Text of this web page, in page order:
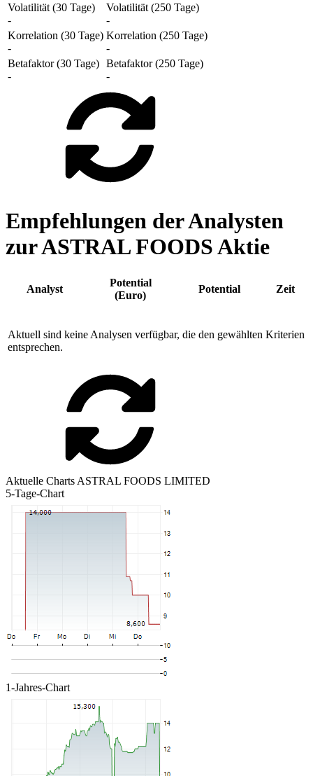
Volatilität (30 Tage)
-
Volatilität (250 Tage)
-
Korrelation (30 Tage)
-
Korrelation (250 Tage)
-
Betafaktor (30 Tage)
-
Betafaktor (250 Tage)
-
Empfehlungen der Analysten
zur ASTRAL FOODS Aktie
Analyst
Potential
(Euro)
Potential Zeit
Aktuell sind keine Analysen verfügbar, die den gewählten Kriterien
entsprechen.
Aktuelle Charts ASTRAL FOODS LIMITED
5-Tage-Chart
1-Jahres-Chart